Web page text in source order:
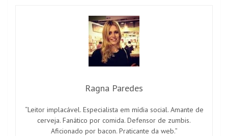
Ragna Paredes
“Leitor implacável. Especialista em mídia social. Amante de
cerveja. Fanático por comida. Defensor de zumbis.
Aficionado por bacon. Praticante da web.”